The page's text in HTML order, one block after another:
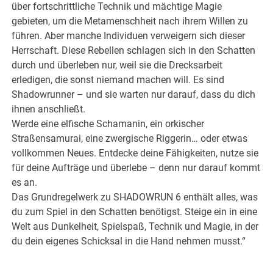
über fortschrittliche Technik und mächtige Magie
gebieten, um die Metamenschheit nach ihrem Willen zu
führen. Aber manche Individuen verweigern sich dieser
Herrschaft. Diese Rebellen schlagen sich in den Schatten
durch und überleben nur, weil sie die Drecksarbeit
erledigen, die sonst niemand machen will. Es sind
Shadowrunner – und sie warten nur darauf, dass du dich
ihnen anschließt.
Werde eine elfische Schamanin, ein orkischer
Straßensamurai, eine zwergische Riggerin… oder etwas
vollkommen Neues. Entdecke deine Fähigkeiten, nutze sie
für deine Aufträge und überlebe – denn nur darauf kommt
es an.
Das Grundregelwerk zu SHADOWRUN 6 enthält alles, was
du zum Spiel in den Schatten benötigst. Steige ein in eine
Welt aus Dunkelheit, Spielspaß, Technik und Magie, in der
du dein eigenes Schicksal in die Hand nehmen musst.“